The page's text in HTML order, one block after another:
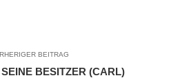
BEITRAG
BESITZER (CARL)